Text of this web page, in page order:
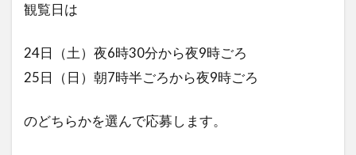
観覧日は
24日（土）夜6時30分から夜9時ごろ
25日（日）朝7時半ごろから夜9時ごろ
のどちらかを選んで応募します。